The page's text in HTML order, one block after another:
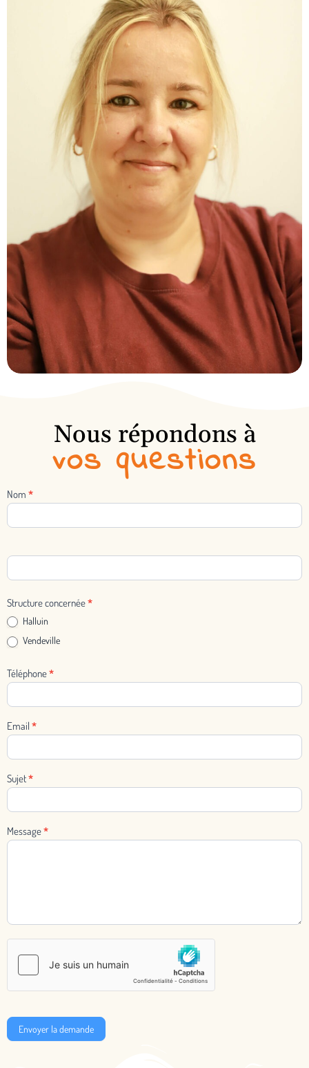
Nous répondons à
vos questions
Nous
Nom *
Structure concernée*
Halluin
Vendeville
Téléphone*
Email *
Sujet*
Message*
Envoyer la demande